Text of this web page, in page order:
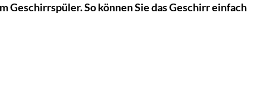
Geschirrspüler. So können Sie das Geschirr einfach